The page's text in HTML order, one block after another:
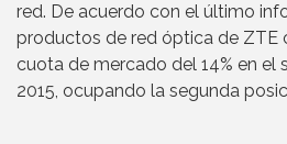
red. De acuerdo con el último
productos de red óptica de ZTE
cuota de mercado del 14% en el
2015, ocupando la segunda